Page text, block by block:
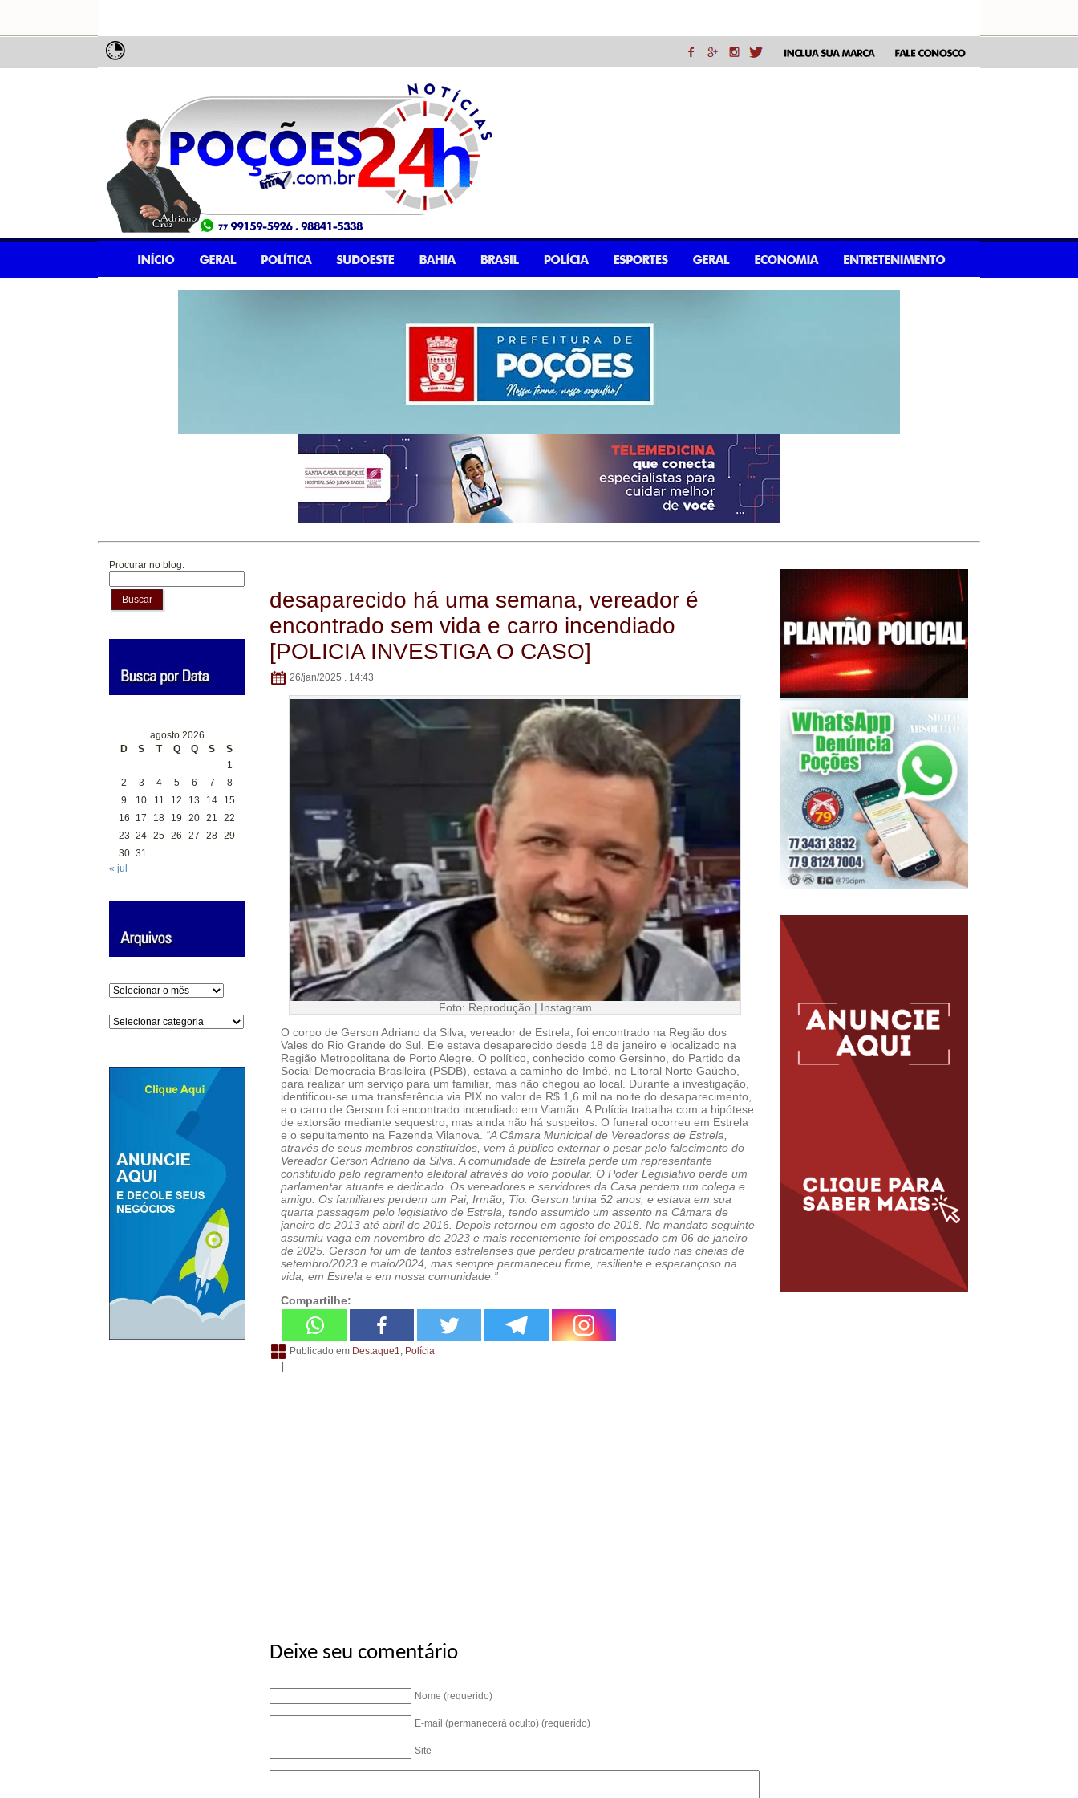
Procurar no blog:
Buscar
agosto 2026
D
S T Q Q S
S
1
2
3 4 5 6 7
8
9
10 11 12 13 14
15
16
17 18 19 20 21
22
23 24 25 26 27 28 29
30 31
« jul
Arquivos
Categorias
desaparecido há uma semana, vereador é
encontrado sem vida e carro incendiado
[POLICIA INVESTIGA O CASO]
26/jan/2025 . 14:43
Foto: Reprodução | Instagram
O corpo de Gerson Adriano da Silva, vereador de Estrela, foi encontrado na Região dos
Vales do Rio Grande do Sul. Ele estava desaparecido desde 18 de janeiro e localizado na
Região Metropolitana de Porto Alegre. O político, conhecido como Gersinho, do Partido da
Social Democracia Brasileira (PSDB), estava a caminho de Imbé, no Litoral Norte Gaúcho,
para realizar um serviço para um familiar, mas não chegou ao local. Durante a investigação,
identificou-se uma transferência via PIX no valor de R$ 1,6 mil na noite do desaparecimento,
e o carro de Gerson foi encontrado incendiado em Viamão. A Polícia trabalha com a hipótese
de extorsão mediante sequestro, mas ainda não há suspeitos. O funeral ocorreu em Estrela
e o sepultamento na Fazenda Vilanova. “A Câmara Municipal de Vereadores de Estrela,
através de seus membros constituídos, vem à público externar o pesar pelo falecimento do
Vereador Gerson Adriano da Silva. A comunidade de Estrela perde um representante
constituído pelo regramento eleitoral através do voto popular. O Poder Legislativo perde um
parlamentar atuante e dedicado. Os vereadores e servidores da Casa perdem um colega e
amigo. Os familiares perdem um Pai, Irmão, Tio. Gerson tinha 52 anos, e estava em sua
quarta passagem pelo legislativo de Estrela, tendo assumido um assento na Câmara de
janeiro de 2013 até abril de 2016. Depois retornou em agosto de 2018. No mandato seguinte
assumiu vaga em novembro de 2023 e mais recentemente foi empossado em 06 de janeiro
de 2025. Gerson foi um de tantos estrelenses que perdeu praticamente tudo nas cheias de
setembro/2023 e maio/2024, mas sempre permaneceu firme, resiliente e esperançoso na
vida, em Estrela e em nossa comunidade.”
Compartilhe:
Publicado em Destaque1
Polícia
|
Deixe seu comentário
Nome (requerido)
E-mail (permanecerá oculto) (requerido)
Site